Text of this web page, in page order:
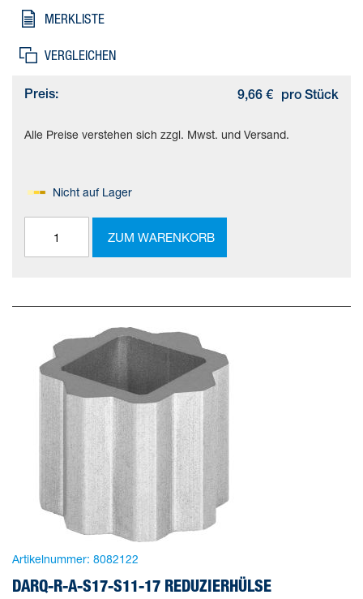
KBK=2 - mäßige Korrosionsbeanspruchung, Produktgewicht=19
MERKLISTE
VERGLEICHEN
Preis: 9,66 € pro Stück
Alle Preise verstehen sich zzgl. Mwst. und Versand.
Nicht auf Lager
ZUM WARENKORB
Artikelnummer: 8082122
DARQ-R-A-S17-S11-17 REDUZIERHÜLSE